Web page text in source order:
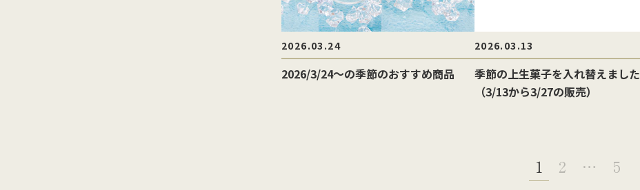
2026.03.24
2026/3/24〜の季節のおすすめ商品
2026.03.13
季節の上生菓子を入れ替えました
（3/13から3/27の販売）
1 2 … 5